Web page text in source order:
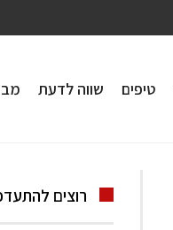
טיפים שווה לדעת
רוצים